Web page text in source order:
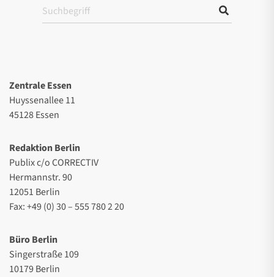
Zentrale Essen
Huyssenallee 11
45128 Essen
Redaktion Berlin
Publix c/o CORRECTIV
Hermannstr. 90
12051 Berlin
Fax: +49 (0) 30 – 555 780 2 20
Büro Berlin
Singerstraße 109
10179 Berlin